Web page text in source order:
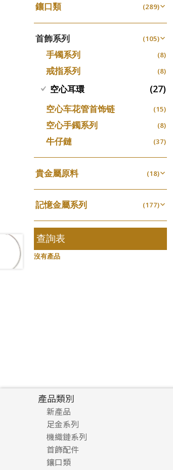
十字鏈系列 (56)
十字車花鏈系列 (48)
十字閃O鏈系列 (27)
十字錘打鏈系列 (17)
側身車花鏈系列 (8)
側身鏈系列 (9)
肖邦鏈系列 (14)
雙十字鏈系列 (4)
水波鏈系列 (4)
蛇骨鏈系列 (6)
鏈尾系列 (6)
盒子鏈系列 (6)
嘴唇鏈系列 (3)
竹節鏈系列 (5)
S車花鏈系列
珍珠鏈系列 (3)
卷迫系列 (13)
螺絲迫系列 (15)
梅花迫系列 (19)
平臺迫系列 (74)
綫拍系列 (42)
美拍系列 (16)
耳針系列 (6)
耳環扣系列 (29)
耳綫/耳鈎系列 (25)
耳環 (71)
鏈類配件
調節珠系列
生圈扣系列
龍蝦扣系列
鴨俐制系列 (18)
字印牌系列 (21)
字母吊墜 (20)
相盒吊墜 (11)
項鏈吊墜
生肖吊墜 (27)
管扣系列
星座吊墜 (12)
水泡扣 (17)
珠扣
其他類配件 (161)
珠盤系列 (16)
袖口鈕系列 (7)
焊片及鐳射綫 (2)
空心車花管
其他
珠類配件 (39)
無孔光身珠 (7)
空心光身珠 (5)
無孔批花珠 (5)
空心批花珠 (22)
鑲口類 (289)
四爪頭系列 (20)
六爪頭系列 (41)
車花片 (35)
動感車花片 (20)
鑲口戒指 (16)
鑲口手鏈系列
首飾系列 (105)
手镯系列 (8)
戒指系列 (8)
空心耳環 (27)
空心车花管首饰链 (15)
空心手鐲系列 (8)
牛仔鏈 (37)
貴金屬原料 (18)
千足金 (18)
記憶金屬系列 (177)
記憶戒指 (30)
拉簧珠珠手鏈
記憶鈦手鐲
查詢表
沒有產品
產品類別
新產品
足金系列
足金配件
機織鏈系列
珠仔鏈
镶口链
首飾配件
耳環類配件
鑲口類